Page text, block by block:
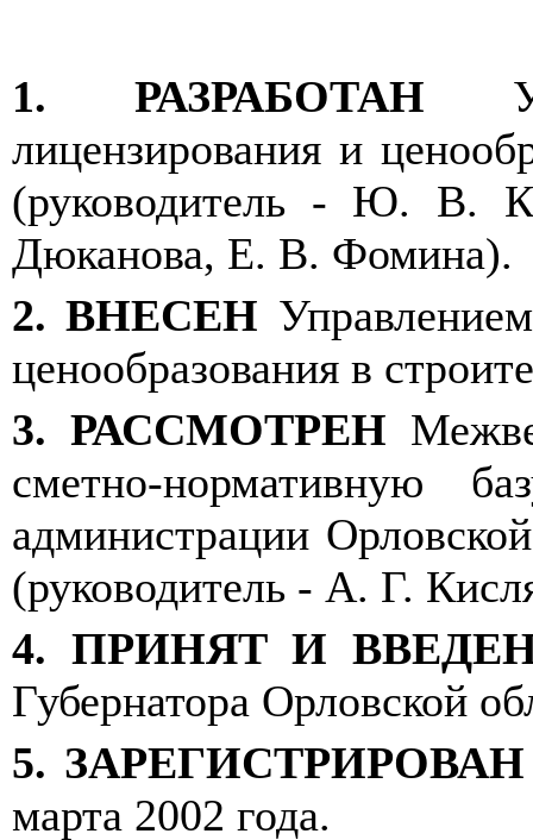
1. РАЗРАБОТАН
лицензирования и
(руководитель - Ю. В.
Дюканова, Е. В. Фомина).
2. ВНЕСЕН
ценообразования в
3. РАССМОТРЕН
сметно-нормативную
администрации
(руководитель - А. Г.
4. ПРИНЯТ И
Губернатора Орловской
5.
марта 2002 года.